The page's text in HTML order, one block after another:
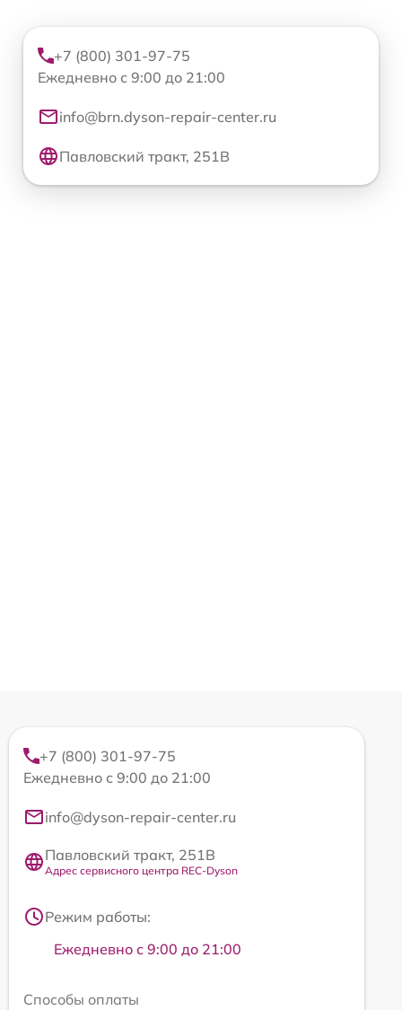
+7 (800) 301-97-75
Ежедневно с 9:00 до 21:00
info@brn.dyson-repair-center.ru
Павловский тракт, 251В
+7 (800) 301-97-75
Ежедневно с 9:00 до 21:00
info@dyson-repair-center.ru
Павловский тракт, 251В
Адрес сервисного центра REC-Dyson
Режим работы:
Ежедневно с 9:00 до 21:00
Способы оплаты